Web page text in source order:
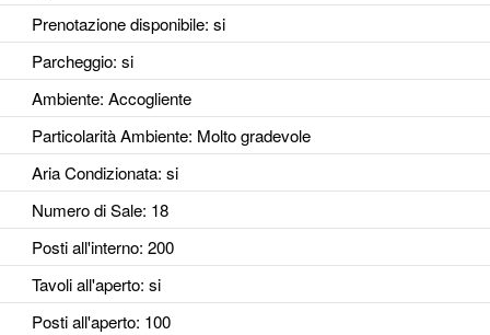
Prenotazione disponibile: si
Parcheggio: si
Ambiente: Accogliente
Particolarità Ambiente: Molto gradevole
Aria Condizionata: si
Numero di Sale: 18
Posti all'interno: 200
Tavoli all'aperto: si
Posti all'aperto: 100